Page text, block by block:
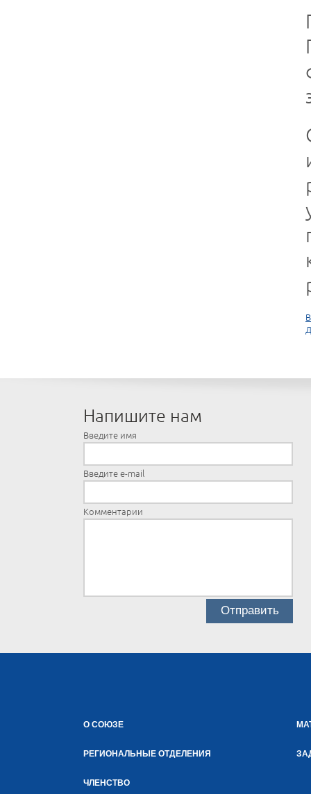
Напишите нам
Введите имя
Введите e-mail
Комментарии
О СОЮЗЕ
РЕГИОНАЛЬНЫЕ ОТДЕЛЕНИЯ
ЧЛЕНСТВО